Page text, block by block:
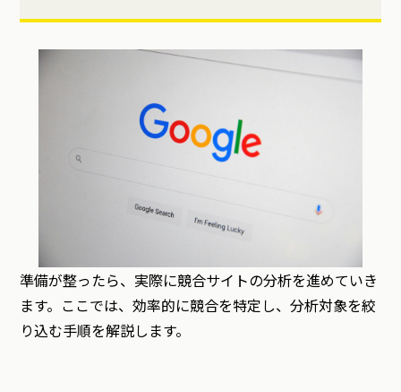
準備が整ったら、実際に競合サイトの分析を進めていき
ます。ここでは、効率的に競合を特定し、分析対象を絞
り込む手順を解説します。